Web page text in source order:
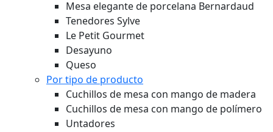
Mesa elegante de porcelana Bernardaud
Tenedores Sylve
Le Petit Gourmet
Desayuno
Queso
Por tipo de producto
Cuchillos de mesa con mango de madera
Cuchillos de mesa con mango de polímero
Untadores